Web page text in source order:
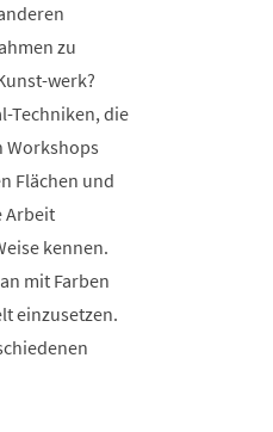
zu
werk?
Techniken, die
Workshops
Flächen und
Arbeit
kennen.
mit Farben
einzusetzen.